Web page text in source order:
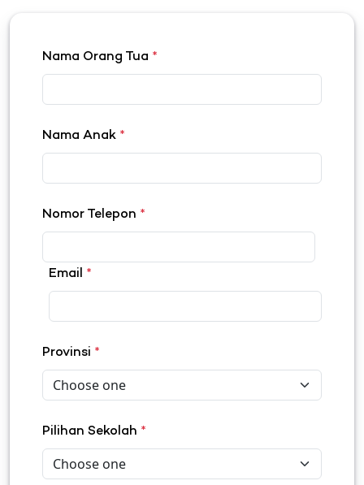
Nama Orang Tua *
Nama Anak *
Nomor Telepon *
Email *
Provinsi *
Pilihan Sekolah *